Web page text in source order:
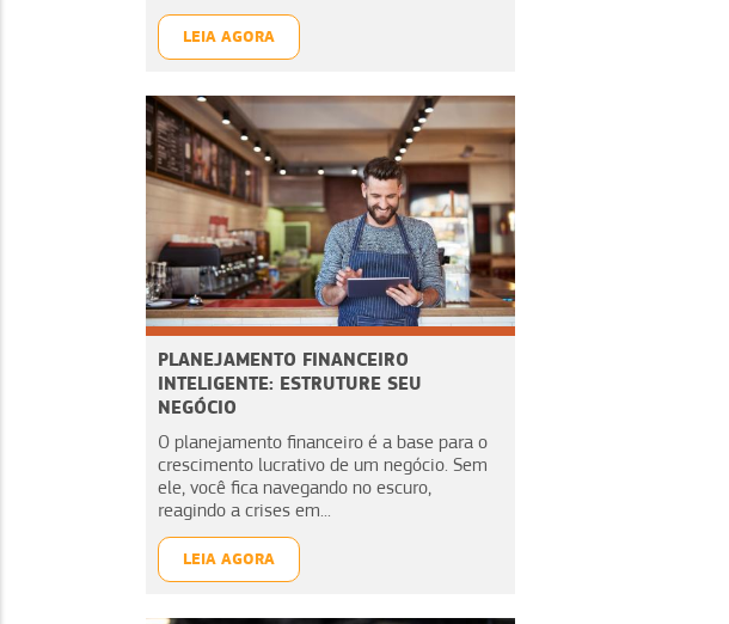
LEIA AGORA
PLANEJAMENTO FINANCEIRO
INTELIGENTE: ESTRUTURE SEU
NEGÓCIO
O planejamento financeiro é a base para o
crescimento lucrativo de um negócio. Sem
ele, você fica navegando no escuro,
reagindo a crises em...
LEIA AGORA